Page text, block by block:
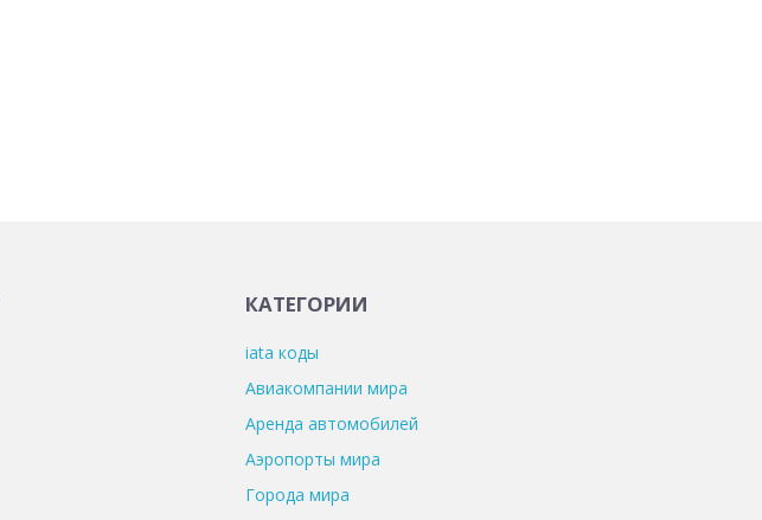
КАТЕГОРИИ
iata коды
Авиакомпании мира
Аренда автомобилей
Аэропорты мира
Города мира